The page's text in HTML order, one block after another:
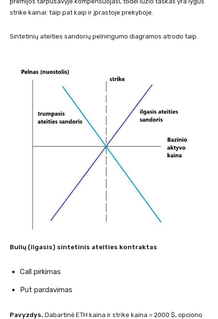
strike kainai: taip pat kaip ir įprastoje prekyboje.
Sintetinių ateities sandorių pelningumo diagramos atrodo taip.
Bulių (ilgasis) sintetinis ateities kontraktas
Call pirkimas
Put pardavimas
Pavyzdys. Dabartinė ETH kaina ir strike kaina = 2000 $, opciono